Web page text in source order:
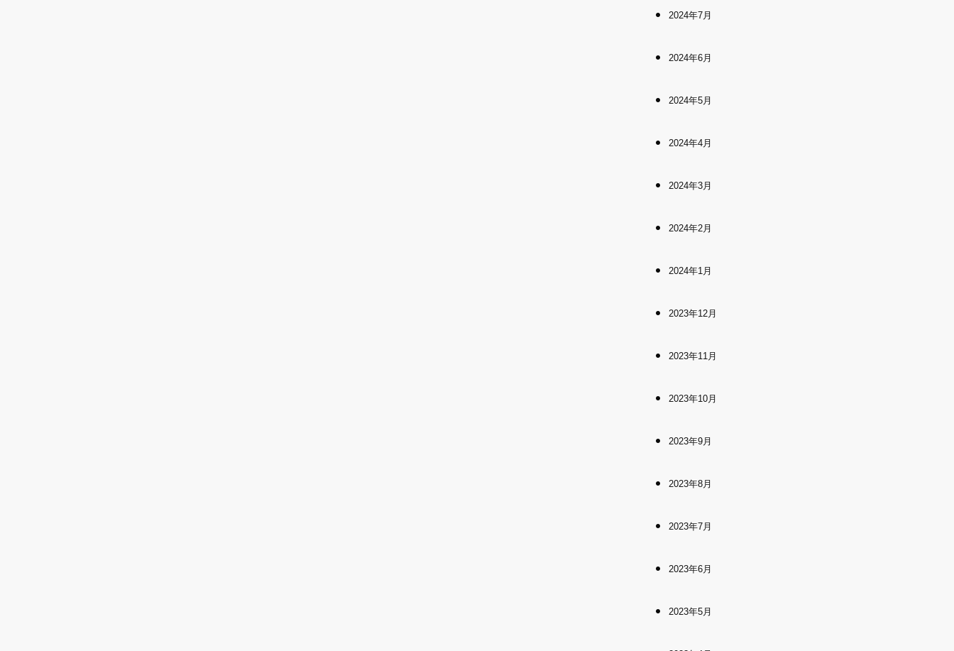
2024年7月
2024年6月
2024年5月
2024年4月
2024年3月
2024年2月
2024年1月
2023年12月
2023年11月
2023年10月
2023年9月
2023年8月
2023年7月
2023年6月
2023年5月